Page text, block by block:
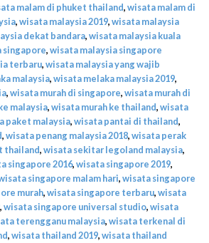
malam di phuket thailand,wisata malam di
,wisata malaysia 2019,wisata malaysia
dekat bandara,wisata malaysia kuala
singapore,wisata malaysia singapore
terbaru,wisata malaysia yang wajib
malaysia,wisata melaka malaysia 2019,
,wisata murah di singapore,wisata murah di
malaysia,wisata murah ke thailand,wisata
paket malaysia,wisata pantai di thailand,
,wisata penang malaysia 2018,wisata perak
thailand,wisata sekitar legoland malaysia,
singapore 2016,wisata singapore 2019,
singapore malam hari,wisata singapore
murah,wisata singapore terbaru,wisata
,wisata singapore universal studio,wisata
terengganu malaysia,wisata terkenal di
,wisata thailand 2019,wisata thailand